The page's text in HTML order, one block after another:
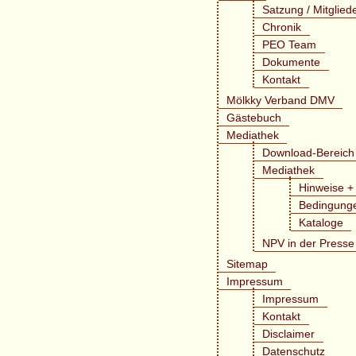
Satzung /
Chronik
PEO Team
Dokumente
Kontakt
Mölkky Verband DMV
Gästebuch
Mediathek
Download-Bereich
Mediathek
Hinweise
Kataloge
NPV in der Presse
Sitemap
Impressum
Impressum
Kontakt
Disclaimer
Datenschutz